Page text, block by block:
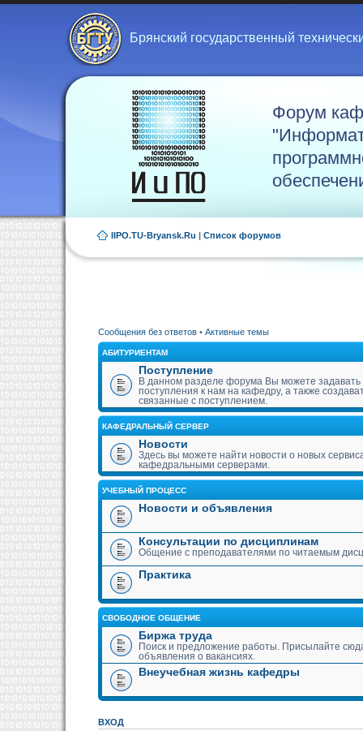
Брянский государственный
Форум
IIPO.TU-Bryansk.Ru | Список форумов
Сообщения без ответов • Активные темы
АБИТУРИЕНТАМ
Поступление
В данном разделе форума Вы можете
поступления к нам на кафедру, а также
связанные с поступлением.
КАФЕДРАЛЬНЫЙ СЕРВЕР
Новости
Здесь вы можете найти новости о новых
кафедральными серверами.
УЧЕБНЫЙ ПРОЦЕСС
Новости и объявления
Консультации по дисциплинам
Общение с преподавателями по читаемым
Практика
СВОБОДНОЕ ОБЩЕНИЕ
Биржа труда
Поиск и предложение работы. Присылайте
объявления о вакансиях.
Внеучебная жизнь кафедры
ВХОД